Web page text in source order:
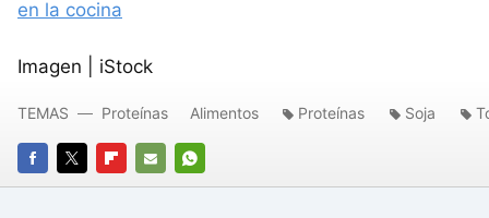
en la cocina
Imagen | iStock
FACEBOOK
TWITTERFLIPBOARD
E-
WHATSAPP
TEMAS Proteínas Alimentos Proteínas Soja